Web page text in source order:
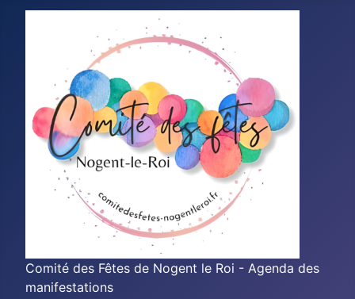
Comité des Fêtes de Nogent le Roi - Agenda des
manifestations